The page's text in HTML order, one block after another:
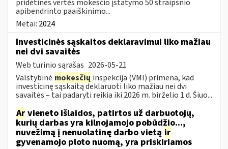
pridėtinės vertės mokesčio įstatymo 50 straipsnio
apibendrinto paaiškinimo...
Metai: 2024
Investicinės sąskaitos deklaravimui liko mažiau
nei dvi savaitės
Web turinio sąrašas 2026-05-21
Valstybinė mokesčių inspekcija (VMI) primena, kad
investicinę sąskaitą deklaruoti liko mažiau nei dvi
savaitės – tai padaryti reikia iki 2026 m. birželio 1 d. Šiuo...
Ar vieneto išlaidos, patirtos už darbuotojų,
kurių darbas yra kilnojamojo pobūdžio...,
nuvežimą į nenuolatinę darbo vietą ir
gyvenamojo ploto nuomą, yra priskiriamos